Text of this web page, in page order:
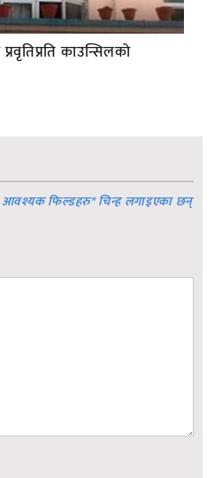
काउन्सिलको
आवश्यक फिल्डहरु*चिन्ह लगाइएका छन्